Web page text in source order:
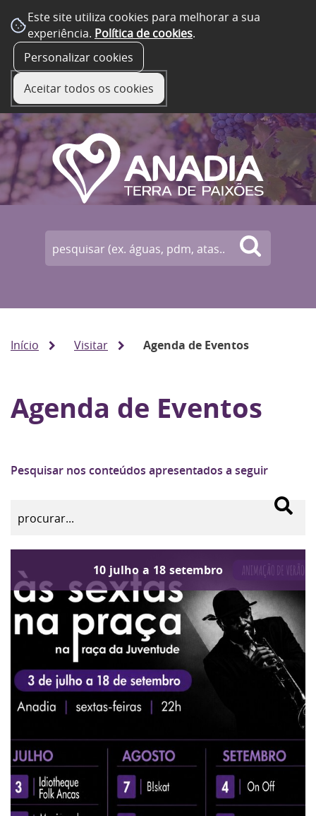
Este site utiliza cookies para melhorar a sua
experiência. Política de cookies.
Personalizar cookies
Aceitar todos os cookies
Início Visitar Agenda de Eventos
Agenda de Eventos
Pesquisar nos conteúdos apresentados a seguir
10 julho a 18 setembro